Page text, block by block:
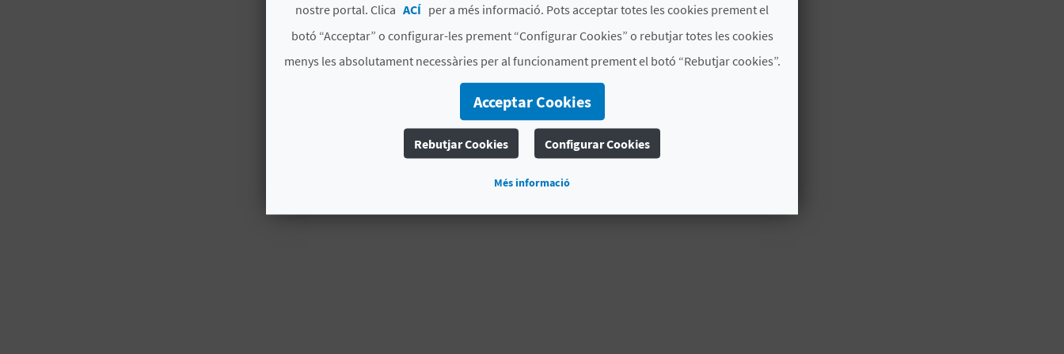
nostre portal. Clica ACÍ per a més informació. Pots acceptar totes les cookies prement el
botó “Acceptar” o configurar-les prement “Configurar Cookies” o rebutjar totes les cookies
menys les absolutament necessàries per al funcionament prement el botó “Rebutjar cookies”.
Acceptar Cookies
Rebutjar Cookies Configurar Cookies
Més informació